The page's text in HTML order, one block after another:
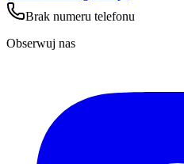
Brak numeru telefonu
Obserwuj nas